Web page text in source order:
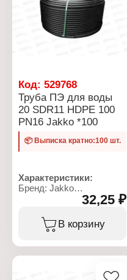
Код: 529768
Труба ПЭ для воды
20 SDR11 HDPE 100
PN16 Jakko *100
📦 Выписка кратно:100 шт.
Характеристики:
Бренд: Jakko
Артикул: 704000320R
Назначение: для воды
Диаметр: 20 мм
32,25 ₽
В корзину